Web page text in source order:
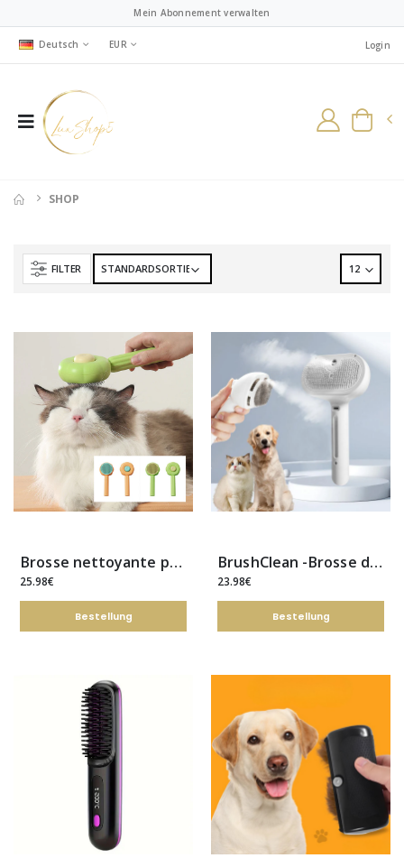
Mein Abonnement verwalten
Deutsch EUR Login
SHOP
FILTER
Brosse nettoyante pour poils d'animaux.
25.98€
Bestellung
BrushClean -Brosse de toilettage pour animaux de compagnie
23.98€
Bestellung